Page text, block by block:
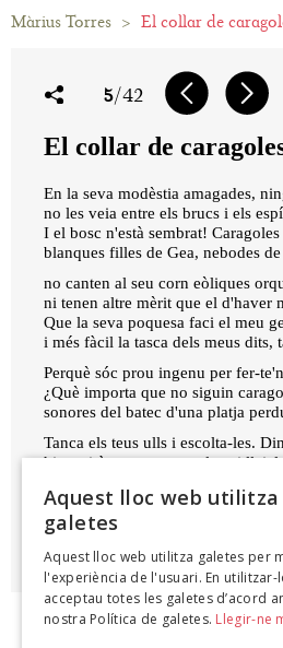
Màrius Torres > El collar de
5/42
El collar de
En la seva modèstia amagades,
no les veia entre els brucs i els
I el bosc n'està sembrat! Caragoles
blanques filles de Gea, nebodes
no canten al seu corn eòliques
ni tenen altre mèrit que el d'haver
Que la seva poquesa faci el meu
i més fàcil la tasca dels meus dits,
Perquè sóc prou ingenu per fer-
¿Què importa que no siguin
sonores del batec d'una platja
Tanca els teus ulls i escolta-les.
hi sentiràs cantar, tremolosa i lleial,
molt fervorosament la meva
Poesies, 1947
Aquest lloc web utilitza
galetes
Aquest lloc web utilitza galetes per
l'experiència de l'usuari. En utilitzar-
acceptau totes les galetes d’acord
nostra Política de galetes. Llegir-ne